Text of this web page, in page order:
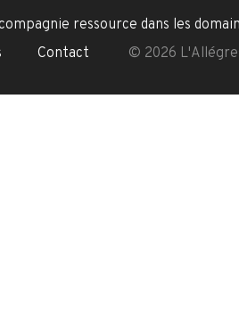
ressource dans les
Contact © 2026